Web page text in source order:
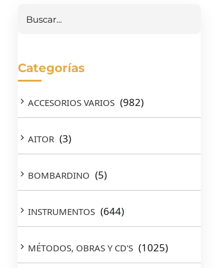
Categorías
ACCESORIOS VARIOS (982)
AITOR (3)
BOMBARDINO (5)
INSTRUMENTOS (644)
MÉTODOS, OBRAS Y CD'S (1025)